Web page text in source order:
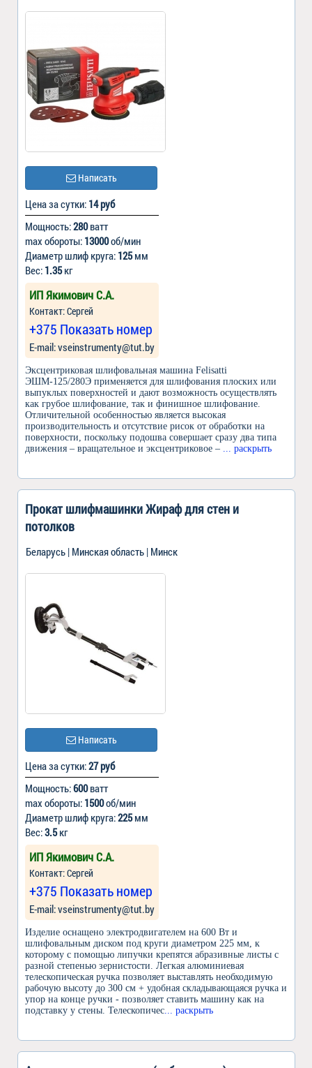
Написать
Цена за сутки: 14 руб
Мощность:280ватт
max обороты: 13000об/мин
Диаметр шлиф круга: 125мм
Вес: 1.35кг
ИП Якимович С.А.
Контакт: Сергей
+375 Показать номер
Е-mail: vseinstrumenty@tut.by
Эксцентриковая шлифовальная машина Felisatti
ЭШМ-125/280Э применяется для шлифования плоских или
выпуклых поверхностей и дают возможность осуществлять
как грубое шлифование, так и финишное шлифование.
Отличительной особенностью является высокая
производительность и отсутствие рисок от обработки на
поверхности, поскольку подошва совершает сразу два типа
движения – вращательное и эксцентриковое –
... раскрыть
Прокат шлифмашинки Жираф для стен и
потолков
Беларусь | Минская область | Минск
Написать
Цена за сутки:27 руб
Мощность:600ватт
max обороты: 1500об/мин
Диаметр шлиф круга:225мм
Вес:3.5кг
ИП Якимович С.А.
Контакт: Сергей
+375 Показать номер
Е-mail: vseinstrumenty@tut.by
Изделие оснащено электродвигателем на 600 Вт и
шлифовальным диском под круги диаметром 225 мм, к
которому с помощью липучки крепятся абразивные листы с
разной степенью зернистости. Легкая алюминиевая
телескопическая ручка позволяет выставлять необходимую
рабочую высоту до 300 см + удобная складывающаяся ручка и
упор на конце ручки - позволяет ставить машину как на
подставку у стены. Телескопичес ... раскрыть